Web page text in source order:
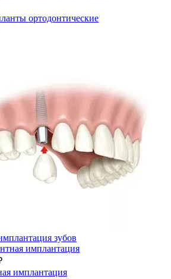
ортодонтические
зубов
имплантация
имплантация